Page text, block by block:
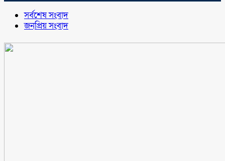
সর্বশেষ সংবাদ
জনপ্রিয় সংবাদ